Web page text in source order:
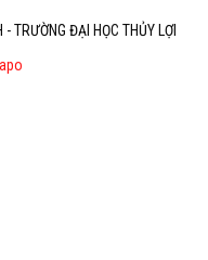
TRƯỜNG ĐẠI HỌC THỦY LỢI